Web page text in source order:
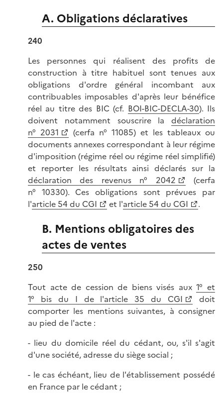
A. Obligations déclaratives
240
Les personnes qui réalisent des profits de
construction à titre habituel sont tenues aux
obligations d'ordre général incombant aux
contribuables imposables d'après leur bénéfice
réel au titre des BIC (cf. BOI-BIC-DECLA-30). Ils
doivent notamment souscrire la déclaration
n° 2031
(cerfa n° 11085) et les tableaux ou
documents annexes correspondant à leur régime
d'imposition (régime réel ou régime réel simplifié)
et reporter les résultats ainsi déclarés sur la
déclaration des revenus n° 2042
(cerfa
n° 10330). Ces obligations sont prévues par
l'article 54 du CGI et l'article 54 du CGI .
B. Mentions obligatoires des
actes de ventes
250
Tout acte de cession de biens visés aux1° et
1° bis du I de l'article 35 du CGI
doit
comporter les mentions suivantes, à consigner
au pied de l'acte :
- lieu du domicile réel du cédant, ou, s'il s'agit
d'une société, adresse du siège social ;
- le cas échéant, lieu de l'établissement possédé
en France par le cédant ;